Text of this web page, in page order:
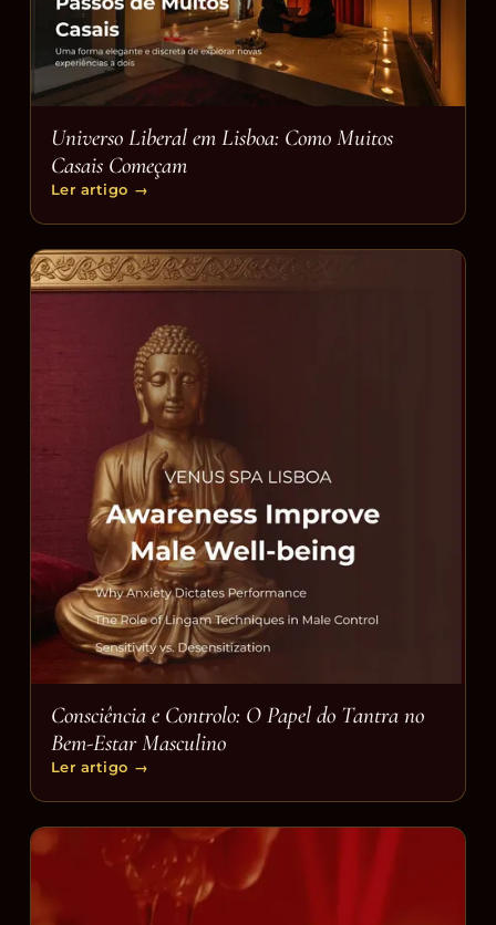
Universo Liberal em Lisboa: Como Muitos
Casais Começam
Ler artigo →
Consciência e Controlo: O Papel do Tantra no
Bem-Estar Masculino
Ler artigo →